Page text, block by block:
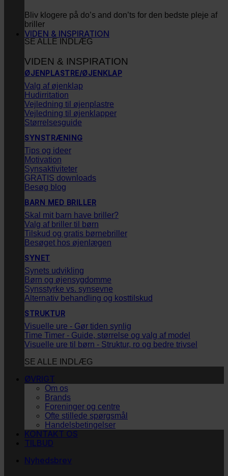
Bliv klogere på do’s and don’ts for den bedste pleje af
briller
SE ALLE INDLÆG
VIDEN & INSPIRATION
VIDEN & INSPIRATION
ØJENPLASTRE/ØJENKLAP
Valg af øjenklap
Hudirritation
Vejledning til øjenplastre
Vejledning til øjenklapper
Størrelsesguide
SYNSTRÆNING
Tips og ideer
Motivation
Synsaktiviteter
GRATIS downloads
Besøg blog
BARN MED BRILLER
Skal mit barn have briller?
Valg af briller til børn
Tilskud og gratis børnebriller
Besøget hos øjenlægen
SYNET
Synets udvikling
Børn og øjensygdomme
Synsstyrke vs. synsevne
Alternativ behandling og kosttilskud
STRUKTUR
Visuelle ure - Gør tiden synlig
Time Timer - Guide, størrelse og valg af model
Visuelle ure til børn - Struktur, ro og bedre trivsel
SE ALLE INDLÆG
ØVRIGT
Om os
Brands
Foreninger og centre
Ofte stillede spørgsmål
Handelsbetingelser
KONTAKT OS
TILBUD
Nyhedsbrev